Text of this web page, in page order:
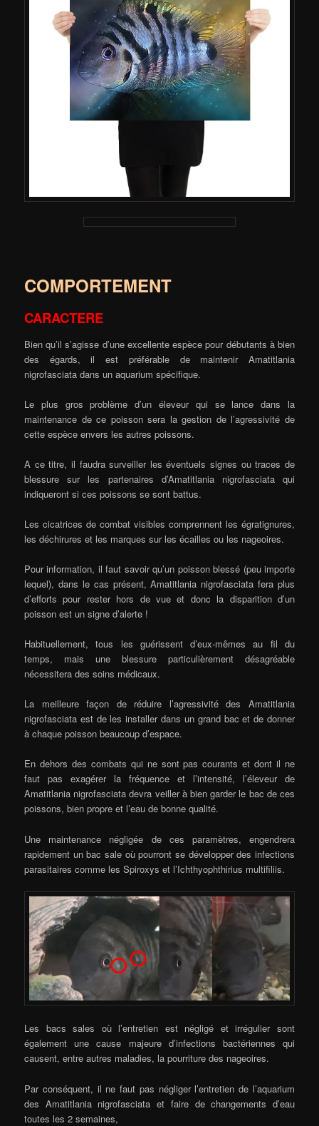
COMPORTEMENT
CARACTERE
Bien qu’il s’agisse d’une excellente espèce pour débutants à bien
des égards, il est préférable de maintenir Amatitlania
nigrofasciata dans un aquarium spécifique.
Le plus gros problème d’un éleveur qui se lance dans la
maintenance de ce poisson sera la gestion de l’agressivité de
cette espèce envers les autres poissons.
A ce titre, il faudra surveiller les éventuels signes ou traces de
blessure sur les partenaires d’Amatitlania nigrofasciata qui
indiqueront si ces poissons se sont battus.
Les cicatrices de combat visibles comprennent les égratignures,
les déchirures et les marques sur les écailles ou les nageoires.
Pour information, il faut savoir qu’un poisson blessé (peu importe
lequel), dans le cas présent, Amatitlania nigrofasciata fera plus
d’efforts pour rester hors de vue et donc la disparition d’un
poisson est un signe d’alerte !
Habituellement, tous les guérissent d’eux-mêmes au fil du
temps, mais une blessure particulièrement désagréable
nécessitera des soins médicaux.
La meilleure façon de réduire l’agressivité des Amatitlania
nigrofasciata est de les installer dans un grand bac et de donner
à chaque poisson beaucoup d’espace.
En dehors des combats qui ne sont pas courants et dont il ne
faut pas exagérer la fréquence et l’intensité, l’éleveur de
Amatitlania nigrofasciata devra veiller à bien garder le bac de ces
poissons, bien propre et l’eau de bonne qualité.
Une maintenance négligée de ces paramètres, engendrera
rapidement un bac sale où pourront se développer des infections
parasitaires comme les Spiroxys et l’Ichthyophthirius multifiliis.
Les bacs sales où l’entretien est négligé et irrégulier sont
également une cause majeure d’infections bactériennes qui
causent, entre autres maladies, la pourriture des nageoires.
Par conséquent, il ne faut pas négliger l’entretien de l’aquarium
des Amatitlania nigrofasciata et faire de changements d’eau
toutes les 2 semaines,